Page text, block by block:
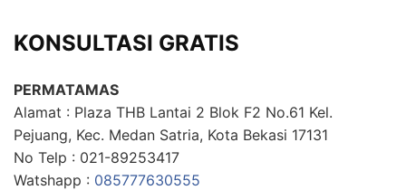
KONSULTASI GRATIS
PERMATAMAS
Alamat : Plaza THB Lantai 2 Blok F2 No.61 Kel.
Pejuang, Kec. Medan Satria, Kota Bekasi 17131
No Telp : 021-89253417
Watshapp : 085777630555